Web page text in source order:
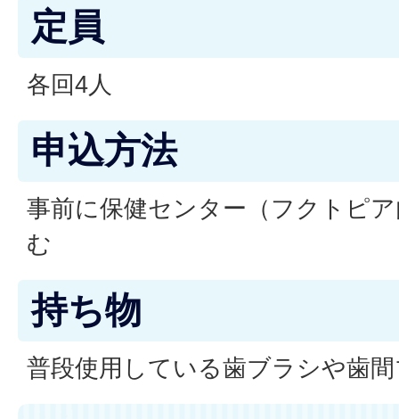
定員
各回4人
申込方法
事前に保健センター（フクトピ
む
持ち物
普段使用している歯ブラシや歯